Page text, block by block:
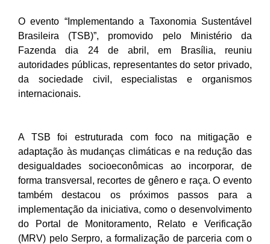
O evento “Implementando a Taxonomia Sustentável
Brasileira (TSB)”, promovido pelo Ministério da
Fazenda dia 24 de abril, em Brasília, reuniu
autoridades públicas, representantes do setor privado,
da sociedade civil, especialistas e organismos
internacionais.
A TSB foi estruturada com foco na mitigação e
adaptação às mudanças climáticas e na redução das
desigualdades socioeconômicas ao incorporar, de
forma transversal, recortes de gênero e raça. O evento
também destacou os próximos passos para a
implementação da iniciativa, como o desenvolvimento
do Portal de Monitoramento, Relato e Verificação
(MRV) pelo Serpro, a formalização de parceria com o